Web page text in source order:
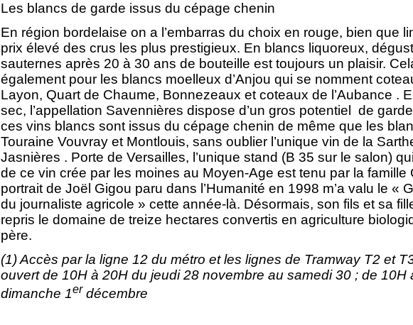
Les blancs de garde issus du cépage chenin
En région bordelaise on a l’embarras du choix en rouge, bien que
prix élevé des crus les plus prestigieux. En blancs liquoreux,
sauternes après 20 à 30 ans de bouteille est toujours un plaisir.
également pour les blancs moelleux d’Anjou qui se nomment
Layon, Quart de Chaume, Bonnezeaux et coteaux de l’Aubance .
sec, l’appellation Savennières dispose d’un gros potentiel de
ces vins blancs sont issus du cépage chenin de même que les
Touraine Vouvray et Montlouis, sans oublier l’unique vin de la
Jasnières . Porte de Versailles, l’unique stand (B 35 sur le salon)
de ce vin crée par les moines au Moyen-Age est tenu par la famille
portrait de Joël Gigou paru dans l’Humanité en 1998 m’a valu le «
du journaliste agricole » cette année-là. Désormais, son fils et sa
repris le domaine de treize hectares convertis en agriculture
père.
(1) Accès par la ligne 12 du métro et les lignes de Tramway T2 et
ouvert de 10H à 20H du jeudi 28 novembre au samedi 30 ; de 10H
dimanche 1er décembre